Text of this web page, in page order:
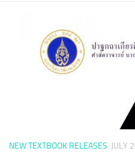
NEW TEXTBOOK RELEASES JULY